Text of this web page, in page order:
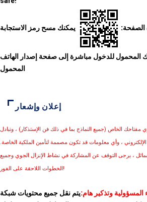
الصفحة: يمكنك مسح رمز الاستجابة
المحمول للدخول مباشرة إلى صفحة إصدار الهاتف
المحمول
إعلان وإشعار
الخاص (جميع النماذج بما في ذلك فن الإستذكار) ، وتبادل
الإلكتروني ، وأي معلومات قد تكون مصممة لتأمين الملكية الخاصة.
، يرجى التوقف عن المشاركة في نشاط الإنزال الجوي وجميع
الخطوات اللاحقة على الفور!
المسؤولية وتذكير هام:يتم نقل جميع محتويات شبكة airdrop للعملة من